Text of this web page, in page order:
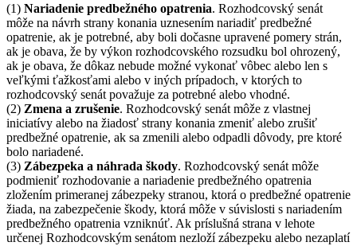
(1) Nariadenie predbežného opatrenia. Rozhodcovský senát
môže na návrh strany konania uznesením nariadiť predbežné
opatrenie, ak je potrebné, aby boli dočasne upravené pomery strán,
ak je obava, že by výkon rozhodcovského rozsudku bol ohrozený,
ak je obava, že dôkaz nebude možné vykonať vôbec alebo len s
veľkými ťažkosťami alebo v iných prípadoch, v ktorých to
rozhodcovský senát považuje za potrebné alebo vhodné.
(2) Zmena a zrušenie. Rozhodcovský senát môže z vlastnej
iniciatívy alebo na žiadosť strany konania zmeniť alebo zrušiť
predbežné opatrenie, ak sa zmenili alebo odpadli dôvody, pre ktoré
bolo nariadené.
(3) Zábezpeka a náhrada škody. Rozhodcovský senát môže
podmieniť rozhodovanie a nariadenie predbežného opatrenia
zložením primeranej zábezpeky stranou, ktorá o predbežné opatrenie
žiada, na zabezpečenie škody, ktorá môže v súvislosti s nariadením
predbežného opatrenia vzniknúť. Ak príslušná strana v lehote
určenej Rozhodcovským senátom nezloží zábezpeku alebo nezaplatí